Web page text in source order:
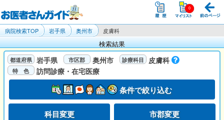
病院検索TOP 岩手県 奥州市 皮膚科
検索結果
岩手県 奥州市
皮膚科
訪問診療・在宅医療
条件で絞り込む
科目変更 市郡変更